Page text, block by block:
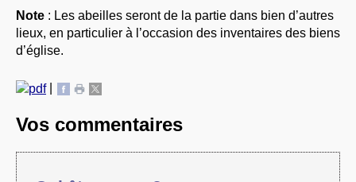
Note : Les abeilles seront de la partie dans bien d’autres
lieux, en particulier à l’occasion des inventaires des biens
d’église.
|
Vos commentaires